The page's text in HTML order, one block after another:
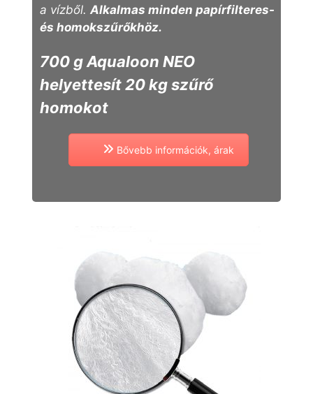
a vízből. Alkalmas minden papírfilteres-
és homokszűrőkhöz.
700 g Aqualoon NEO
helyettesít 20kg szűrő
homokot
Bővebb információk, árak